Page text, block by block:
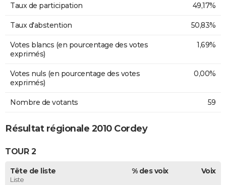
Taux de participation 49,17%
Taux d'abstention 50,83%
Votes blancs (en pourcentage des votes
exprimés)
1,69%
Votes nuls (en pourcentage des votes
exprimés)
0,00%
Nombre de votants 59
Résultat régionale 2010 Cordey
TOUR 2
Tête de liste
Liste
% des voix Voix